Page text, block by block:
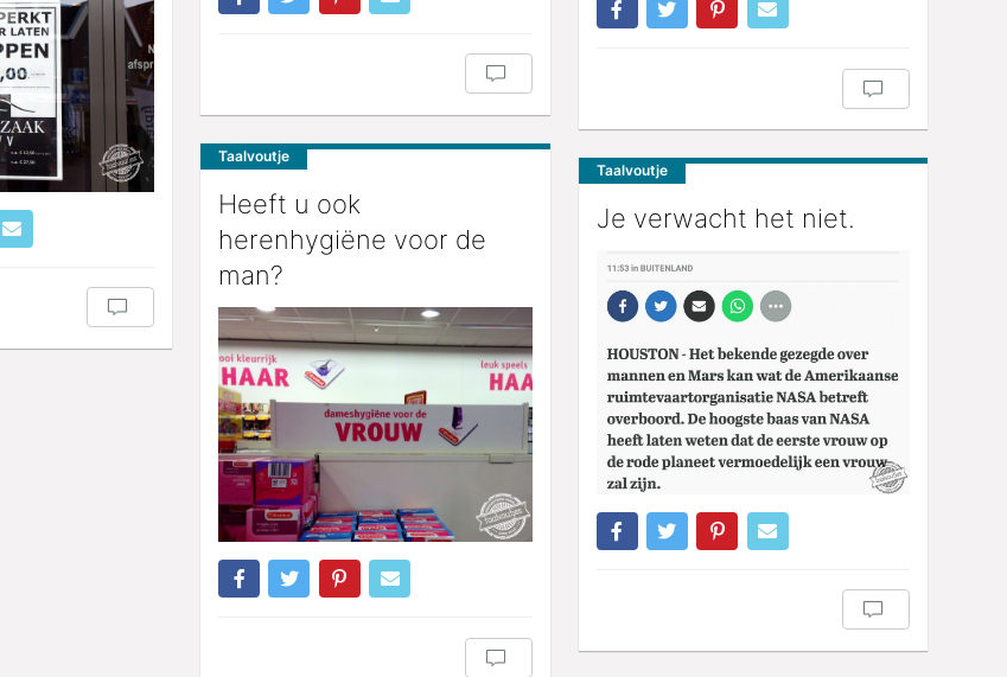
Taalvoutje
Heeft u ook
herenhygiëne voor de
man?
Taalvoutje
Je verwacht het niet.